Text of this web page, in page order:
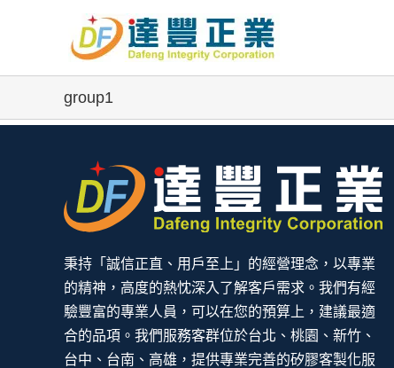
group1
秉持「誠信正直、用戶至上」的經營理念，以專業
的精神，高度的熱忱深入了解客戶需求。我們有經
驗豐富的專業人員，可以在您的預算上，建議最適
合的品項。我們服務客群位於台北、桃園、新竹、
台中、台南、高雄，提供專業完善的矽膠客製化服